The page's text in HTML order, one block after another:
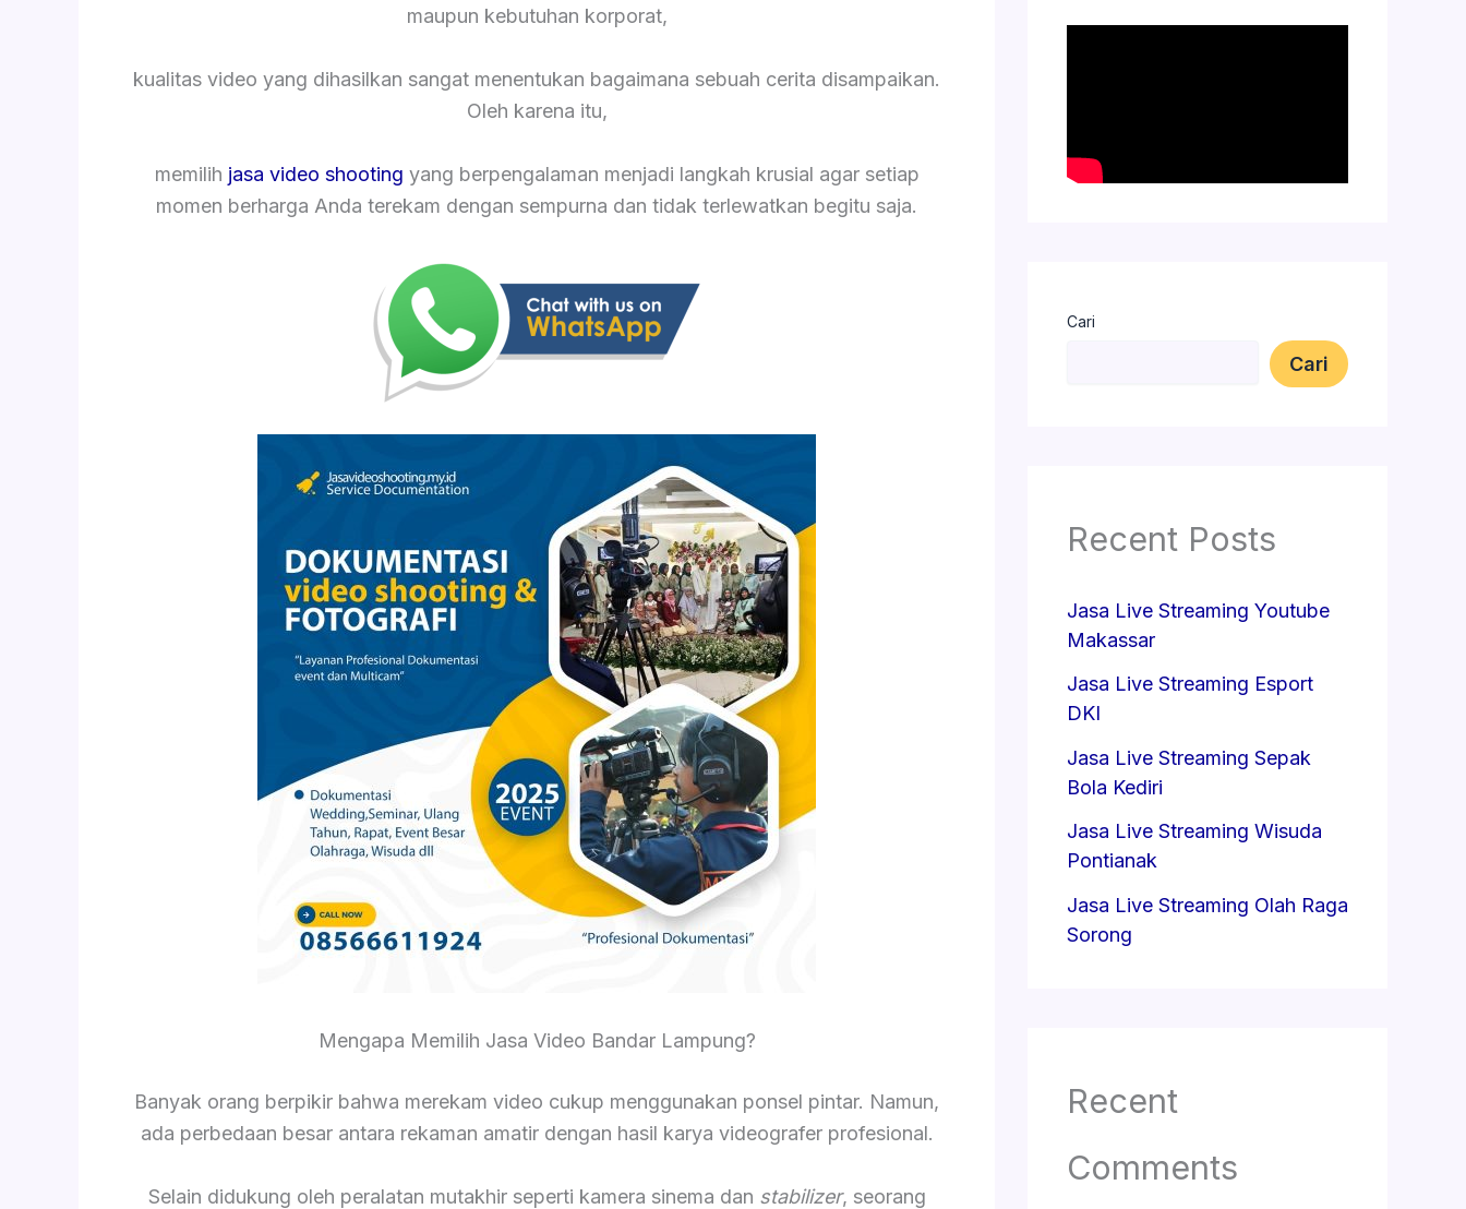
maupun kebutuhan korporat,
kualitas video yang dihasilkan sangat menentukan bagaimana sebuah cerita disampaikan.
Oleh karena itu,
memilih jasa video shooting yang berpengalaman menjadi langkah krusial agar setiap
momen berharga Anda terekam dengan sempurna dan tidak terlewatkan begitu saja.
Mengapa Memilih Jasa Video Bandar Lampung?
Banyak orang berpikir bahwa merekam video cukup menggunakan ponsel pintar. Namun,
ada perbedaan besar antara rekaman amatir dengan hasil karya videografer profesional.
Selain didukung oleh peralatan mutakhir seperti kamera sinema dan stabilizer, seorang
Cari
Cari
Recent Posts
Jasa Live Streaming Youtube
Makassar
Jasa Live Streaming Esport
DKI
Jasa Live Streaming Sepak
Bola Kediri
Jasa Live Streaming Wisuda
Pontianak
Jasa Live Streaming Olah Raga
Sorong
Recent
Comments